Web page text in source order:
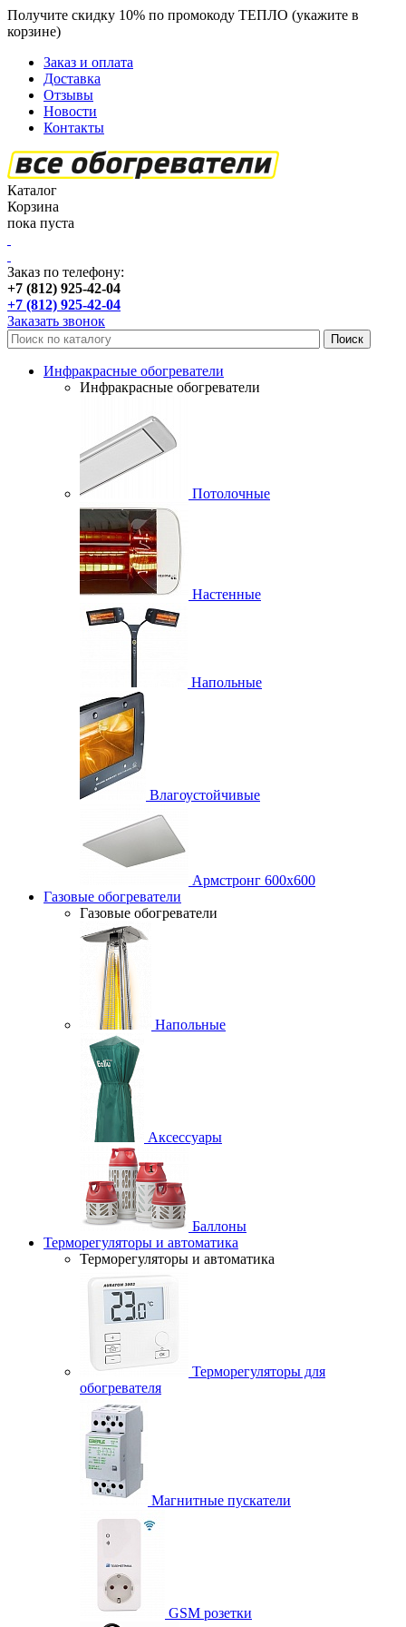
Получите скидку 10% по промокоду ТЕПЛО (укажите в
корзине)
Заказ и оплата
Доставка
Отзывы
Новости
Контакты
Каталог
Корзина
пока пуста
Заказ по телефону:
+7 (812) 925-42-04
+7 (812) 925-42-04
Заказать звонок
Инфракрасные обогреватели
Инфракрасные обогреватели
Потолочные
Настенные
Напольные
Влагоустойчивые
Армстронг 600х600
Газовые обогреватели
Газовые обогреватели
Напольные
Аксессуары
Баллоны
Терморегуляторы и автоматика
Терморегуляторы и автоматика
Терморегуляторы для
обогревателя
Магнитные пускатели
GSM розетки